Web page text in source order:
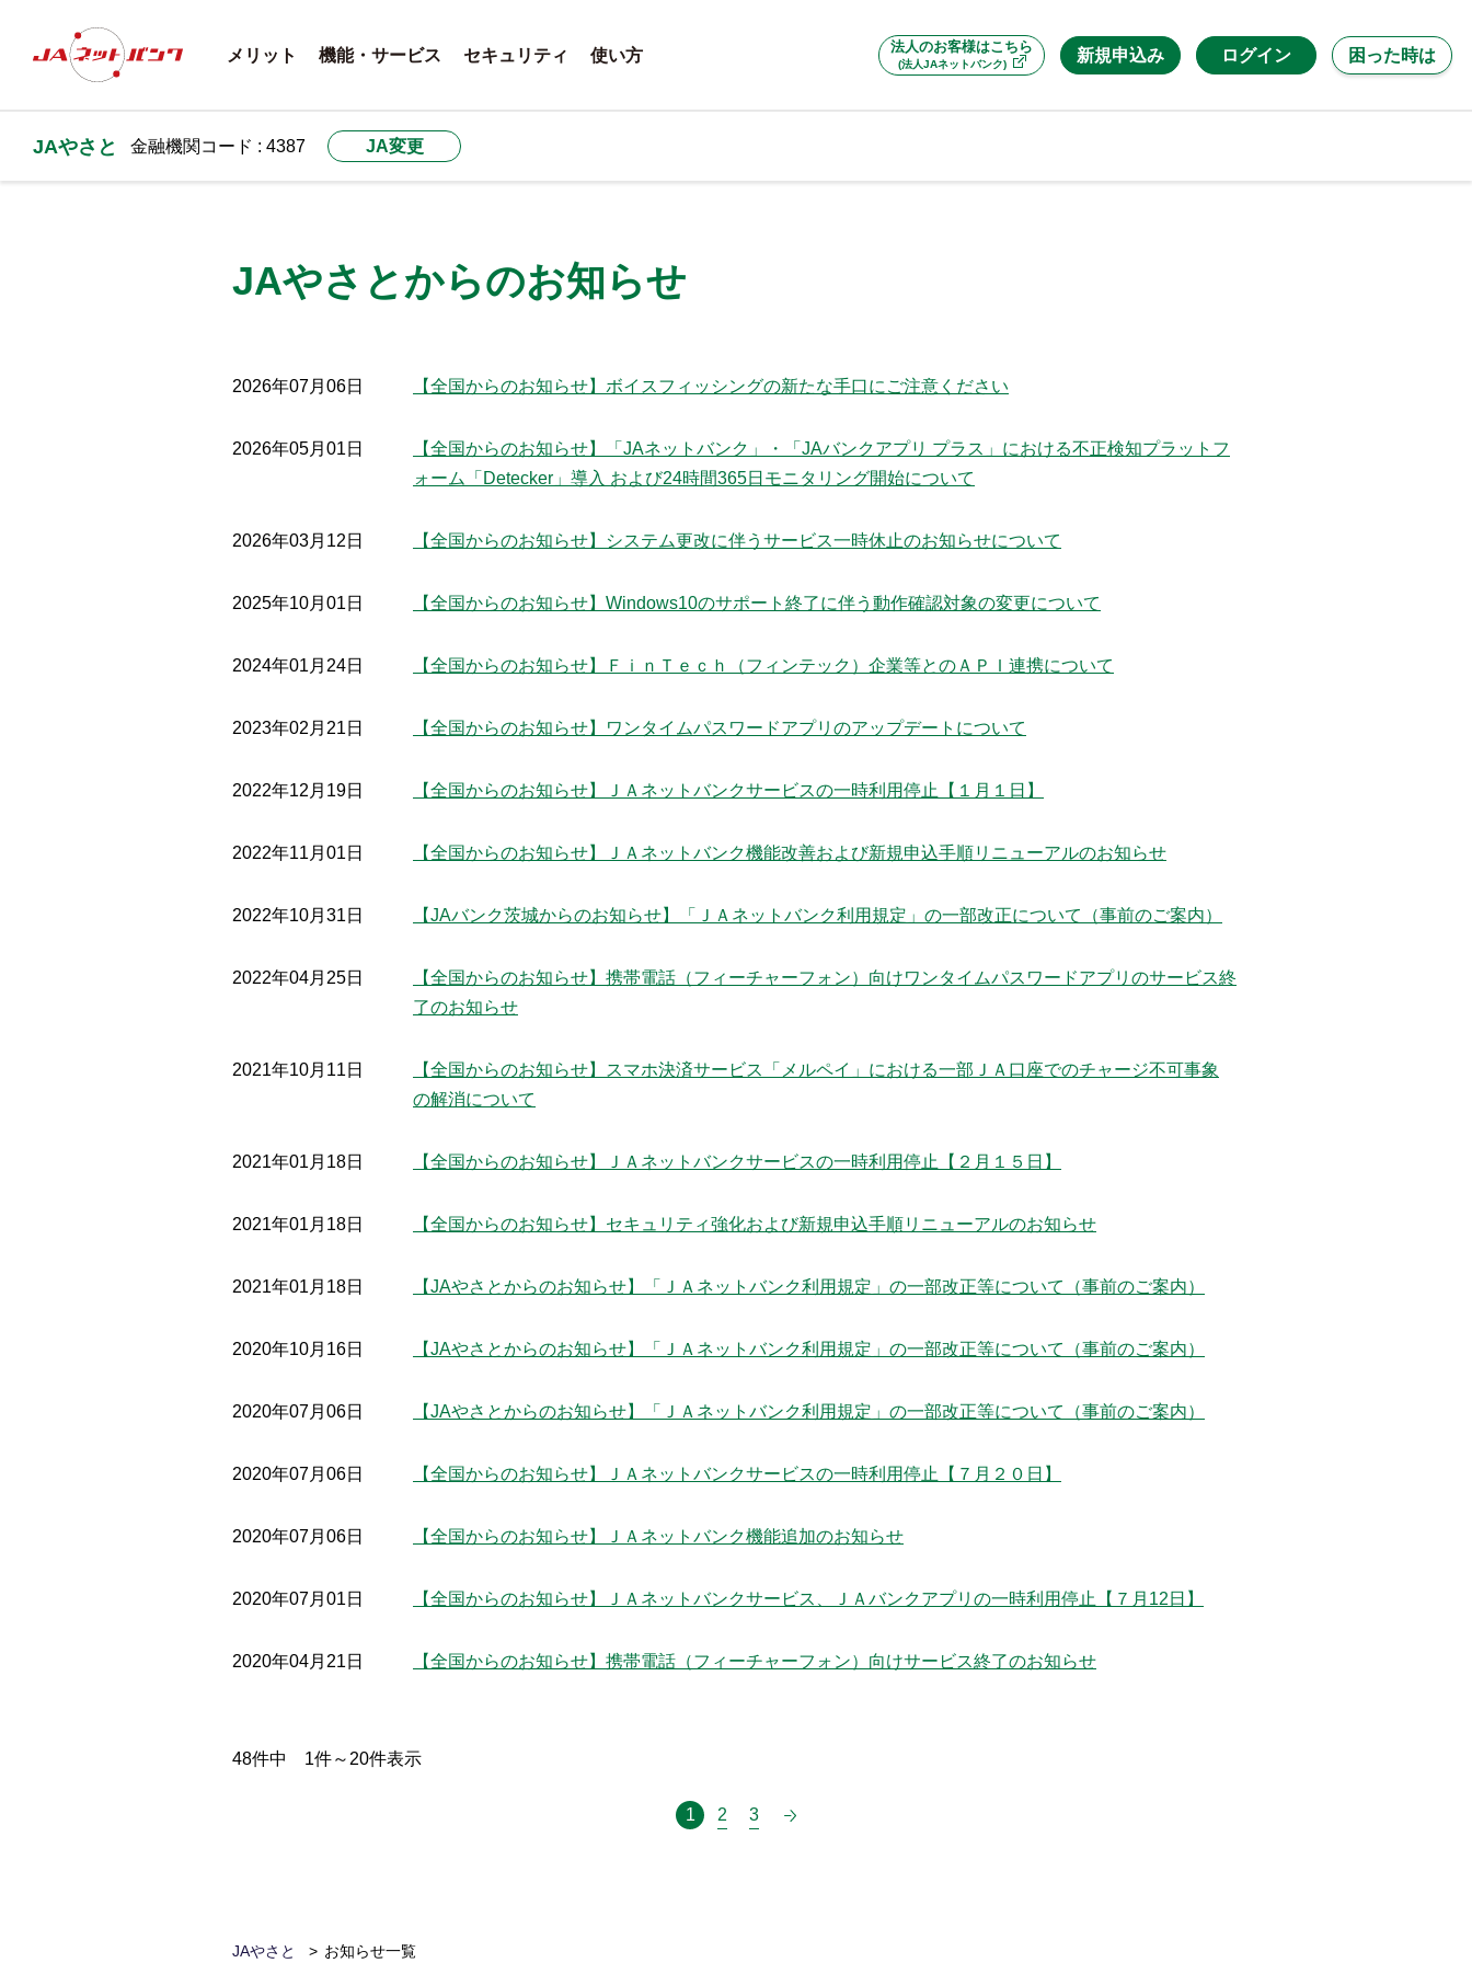
法人のお客様はこちら
(法人JAネットバンク) 新規申込み
メリット 機能・サービス セキュリティ 使い方 ログイン 困った時は
JAやさと 金融機関コード : 4387 JA変更
JAやさとからのお知らせ
2026年07月06日 【全国からのお知らせ】ボイスフィッシングの新たな手口にご注意ください
2026年05月01日
【全国からのお知らせ】「JAネットバンク」・「JAバンクアプリ プラス」における不正検知プラットフ
ォーム「Detecker」導入 および24時間365日モニタリング開始について
2026年03月12日 【全国からのお知らせ】システム更改に伴うサービス一時休止のお知らせについて
2025年10月01日 【全国からのお知らせ】Windows10のサポート終了に伴う動作確認対象の変更について
2024年01月24日 【全国からのお知らせ】ＦｉｎＴｅｃｈ（フィンテック）企業等とのＡＰＩ連携について
2023年02月21日 【全国からのお知らせ】ワンタイムパスワードアプリのアップデートについて
2022年12月19日 【全国からのお知らせ】ＪＡネットバンクサービスの一時利用停止【１月１日】
2022年11月01日 【全国からのお知らせ】ＪＡネットバンク機能改善および新規申込手順リニューアルのお知らせ
2022年10月31日 【JAバンク茨城からのお知らせ】「ＪＡネットバンク利用規定」の一部改正について（事前のご案内）
2022年04月25日
【全国からのお知らせ】携帯電話（フィーチャーフォン）向けワンタイムパスワードアプリのサービス終
了のお知らせ
2021年10月11日
【全国からのお知らせ】スマホ決済サービス「メルペイ」における一部ＪＡ口座でのチャージ不可事象
の解消について
2021年01月18日 【全国からのお知らせ】ＪＡネットバンクサービスの一時利用停止【２月１５日】
2021年01月18日 【全国からのお知らせ】セキュリティ強化および新規申込手順リニューアルのお知らせ
2021年01月18日 【JAやさとからのお知らせ】「ＪＡネットバンク利用規定」の一部改正等について（事前のご案内）
2020年10月16日 【JAやさとからのお知らせ】「ＪＡネットバンク利用規定」の一部改正等について（事前のご案内）
2020年07月06日 【JAやさとからのお知らせ】「ＪＡネットバンク利用規定」の一部改正等について（事前のご案内）
2020年07月06日 【全国からのお知らせ】ＪＡネットバンクサービスの一時利用停止【７月２０日】
2020年07月06日 【全国からのお知らせ】ＪＡネットバンク機能追加のお知らせ
2020年07月01日 【全国からのお知らせ】ＪＡネットバンクサービス、ＪＡバンクアプリの一時利用停止【７月12日】
2020年04月21日 【全国からのお知らせ】携帯電話（フィーチャーフォン）向けサービス終了のお知らせ
48件中 1件～ 20件表示
1 2 3
JAやさと お知らせ一覧